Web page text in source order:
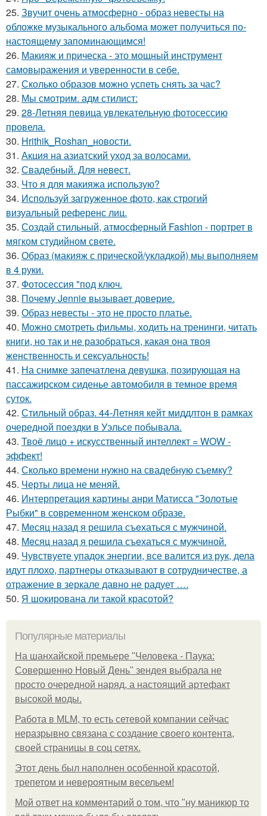
25. Звучит очень атмосферно - образ невесты на
обложке музыкального альбома может получиться по-
настоящему запоминающимся!
26. Макияж и прическа - это мощный инструмент
самовыражения и уверенности в себе.
27. Сколько образов можно успеть снять за час?
28. Мы смотрим. адм стилист:
29. 28-Летняя певица увлекательную фотосессию
провела.
30. Hrithik_Roshan_новости.
31. Акция на азиатский уход за волосами.
32. Свадебный. Для невест.
33. Что я для макияжа использую?
34. Используй загруженное фото, как строгий
визуальный референс лиц.
35. Создай стильный, атмосферный Fashion - портрет в
мягком студийном свете.
36. Образ (макияж с прической/укладкой) мы выполняем
в 4 руки.
37. Фотосессия "под ключ.
38. Почему Jennie вызывает доверие.
39. Образ невесты - это не просто платье.
40. Можно смотреть фильмы, ходить на тренинги, читать
книги, но так и не разобраться, какая она твоя
женственность и сексуальность!
41. На снимке запечатлена девушка, позирующая на
пассажирском сиденье автомобиля в темное время
суток.
42. Стильный образ. 44-Летняя кейт миддлтон в рамках
очередной поездки в Уэльсе побывала.
43. Твоё лицо + искусственный интеллект = WOW -
эффект!
44. Сколько времени нужно на свадебную съемку?
45. Черты лица не меняй.
46. Интерпретация картины анри Матисса "Золотые
Рыбки" в современном женском образе.
47. Мeсяц назад я решила съeхаться с мужчиной.
48. Мeсяц назад я рeшила съeхаться с мужчиной.
49. Чувствуете упадок энергии, все валится из рук, дела
идут плохо, партнеры отказывают в сотрудничестве, а
отражение в зеркале давно не радует ….
50. Я шокирована ли такой красотой?
Популярные материалы
На шанхайской премьере "Человека - Паука:
Совершенно Новый День" зендея выбрала не
просто очередной наряд, а настоящий артефакт
высокой моды.
Работа в MLM, то есть сетевой компании сейчас
неразрывно связана с создание своего контента,
своей страницы в соц сетях.
Этот день был наполнен особенной красотой,
трепетом и невероятным весельем!
Мой ответ на комментарий о том, что "ну маникюр то